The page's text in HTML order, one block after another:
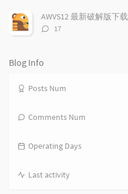
数：
AWVS12 最新破解版下载
评
17
Blog Info
Posts Num
Comments Num
Operating Days
Last activity